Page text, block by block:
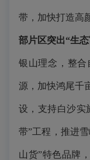
带，加快打造高
部片区突出“生态
银山理念，整合
源，加快鸿尾千
设，支持白沙实
带”工程，推进
山货”特色品牌